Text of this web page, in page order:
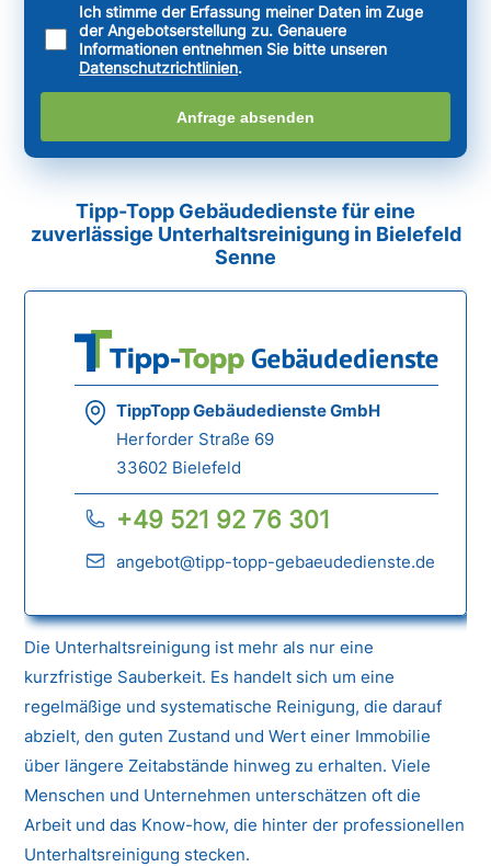
Ich stimme der Erfassung meiner Daten im Zuge
der Angebotserstellung zu. Genauere
Informationen entnehmen Sie bitte unseren
Datenschutzrichtlinien.
Anfrage absenden
Tipp-Topp Gebäudedienste für eine
zuverlässige Unterhaltsreinigung in Bielefeld
Senne
TippTopp Gebäudedienste GmbH
Herforder Straße 69
33602 Bielefeld
+49 521 92 76 301
angebot@tipp-topp-gebaeudedienste.de
Die Unterhaltsreinigung ist mehr als nur eine
kurzfristige Sauberkeit. Es handelt sich um eine
regelmäßige und systematische Reinigung, die darauf
abzielt, den guten Zustand und Wert einer Immobilie
über längere Zeitabstände hinweg zu erhalten. Viele
Menschen und Unternehmen unterschätzen oft die
Arbeit und das Know-how, die hinter der professionellen
Unterhaltsreinigung stecken.